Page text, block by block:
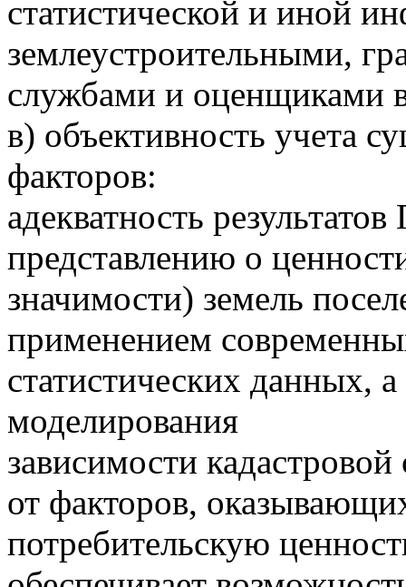
статистической и иной
землеустроительными,
службами и оценщиками
в) объективность учета
факторов:
адекватность
представлению о
значимости) земель
применением
статистических данных,
моделирования
зависимости
от факторов,
потребительскую